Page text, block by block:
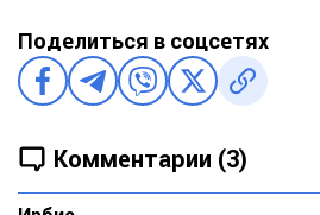
Поделиться в соцсетях
Комментарии (3)